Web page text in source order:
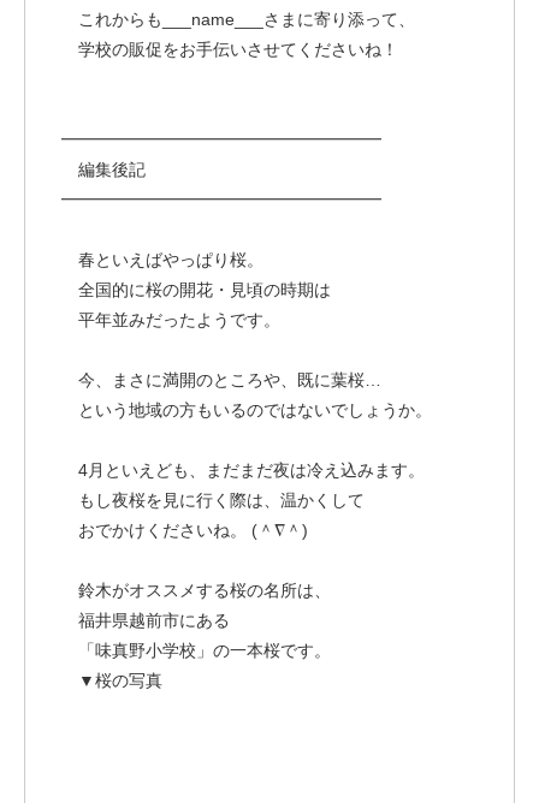
これからも___name___さまに寄り添って、
学校の販促をお手伝いさせてくださいね！
━━━━━━━━━━━━━━━━━━━
編集後記
━━━━━━━━━━━━━━━━━━━
春といえばやっぱり桜。
全国的に桜の開花・見頃の時期は
平年並みだったようです。
今、まさに満開のところや、既に葉桜…
という地域の方もいるのではないでしょうか。
4月といえども、まだまだ夜は冷え込みます。
もし夜桜を見に行く際は、温かくして
おでかけくださいね。 (＾∇＾)
鈴木がオススメする桜の名所は、
福井県越前市にある
「味真野小学校」の一本桜です。
▼桜の写真